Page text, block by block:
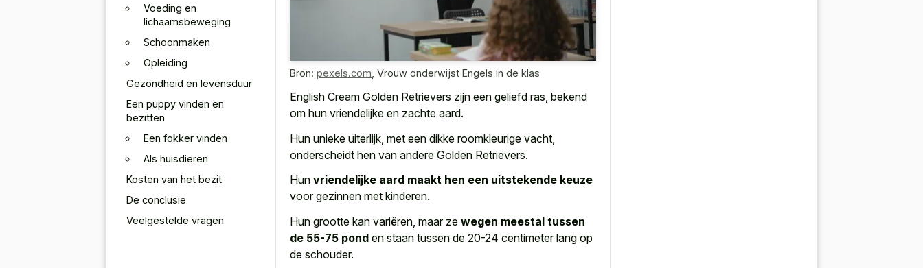
Voeding en
lichaamsbeweging
Schoonmaken
Opleiding
Gezondheid en levensduur
Een puppy vinden en
bezitten
Een fokker vinden
Als huisdieren
Kosten van het bezit
De conclusie
Veelgestelde vragen
Bron: pexels.com Vrouw onderwijst Engels in de klas
English Cream Golden Retrievers zijn een geliefd ras, bekend
om hun vriendelijke en zachte aard.
Hun unieke uiterlijk, met een dikke roomkleurige vacht,
onderscheidt hen van andere Golden Retrievers.
Hun vriendelijke aard maakt hen een uitstekende keuze
voor gezinnen met kinderen.
Hun grootte kan variëren, maar ze wegen meestal tussen
de 55-75 pond en staan tussen de 20-24 centimeter lang op
de schouder.